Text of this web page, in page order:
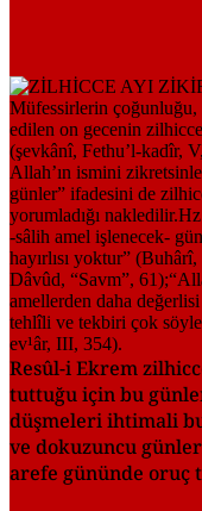
Resûl-i Ekrem
tuttuğu için bu
düşmeleri ihtimali
ve dokuzuncu
arefe gününde oruç